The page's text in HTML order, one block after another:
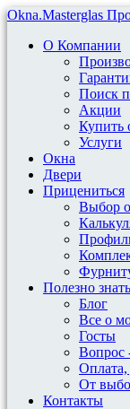
Okna.Masterglas
О Компании
Поиск
Акции
Купить
Услуги
Окна
Двери
Прицениться
Выбор
Полезно знать
Блог
Все о
Госты
Вопрос
Оплата,
От
Контакты
окон VEKA
ПВХ
24 августа, 2022